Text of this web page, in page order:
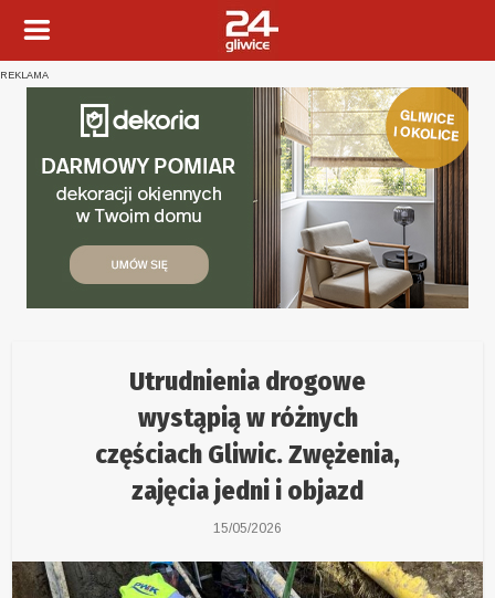
REKLAMA
Utrudnienia drogowe
wystąpią w różnych
częściach Gliwic. Zwężenia,
zajęcia jedni i objazd
15/05/2026